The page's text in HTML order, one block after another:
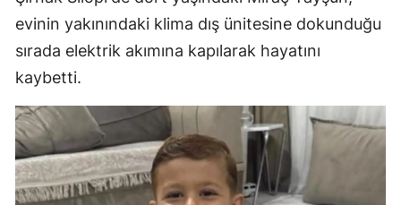
evinin yakınındaki klima dış ünitesine dokunduğu
sırada elektrik akımına kapılarak hayatını
kaybetti.